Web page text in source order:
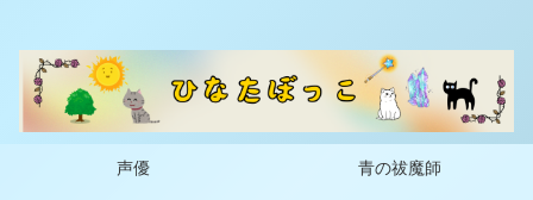
声優 青の祓魔師